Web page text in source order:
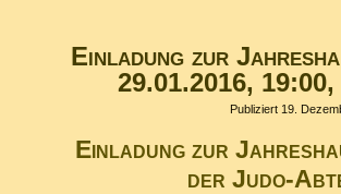
Einladung zur
29.01.2016, 19:00,
Publiziert 19.
Einladung zur
der Judo-